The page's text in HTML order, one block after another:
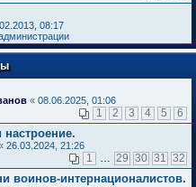
08:17
« 08.06.2025, 01:06
1 2 3 4 5 6
26.03.2024, 21:26
1 29 30 31 32
воинов-интернационалистов.